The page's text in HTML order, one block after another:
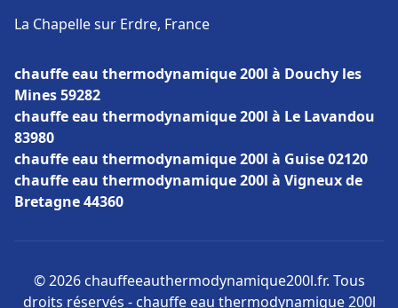
La Chapelle sur Erdre, France
chauffe eau thermodynamique 200l à Douchy les
Mines 59282
chauffe eau thermodynamique 200l à Le Lavandou
83980
chauffe eau thermodynamique 200l à Guise 02120
chauffe eau thermodynamique 200l à Vigneux de
Bretagne 44360
© 2026 chauffeeauthermodynamique200l.fr. Tous
droits réservés - chauffe eau thermodynamique 200l